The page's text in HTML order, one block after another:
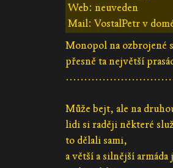
Web: neuveden
Mail: VostalPetr v
Monopol na ozbrojené
přesně ta největší
Může bejt, ale na
lidi si raději některé
to dělali sami,
a větší a silnější